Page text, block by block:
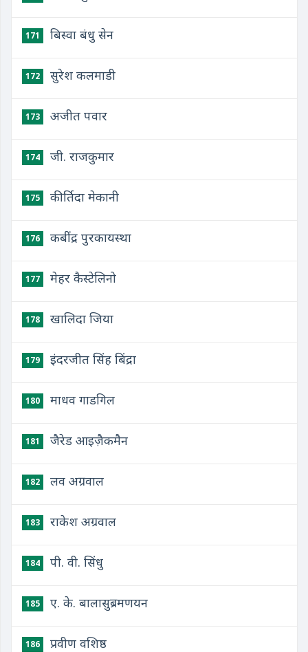
171 बिस्वा बंधु सेन
172 सुरेश कलमाडी
173 अजीत पवार
174 जी. राजकुमार
175 कीर्तिदा मेकानी
176 कबींद्र पुरकायस्था
177 मेहर कैस्टेलिनो
178 खालिदा जिया
179 इंदरजीत सिंह बिंद्रा
180 माधव गाडगिल
181 जैरेड आइज़ैकमैन
182 लव अग्रवाल
183 राकेश अग्रवाल
184 पी. वी. सिंधु
185 ए. के. बालासुब्रमणयन
186 प्रवीण वशिष्ठ